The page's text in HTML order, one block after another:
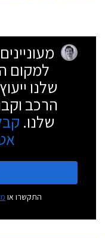
למקום
שלנו
הרכב
שלנו.
התקשרו או